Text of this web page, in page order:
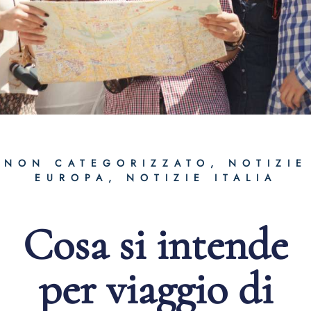
NON CATEGORIZZATO , NOTIZIE
EUROPA , NOTIZIE ITALIA
Cosa si intende
per viaggio di